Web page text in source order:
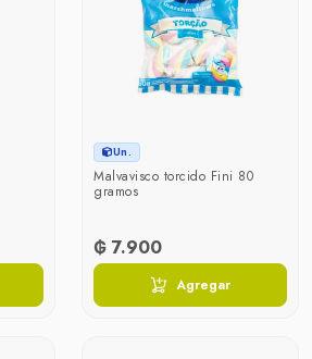
Un.
Malvavisco torcido Fini 80
gramos
₲ 7.900
Agregar